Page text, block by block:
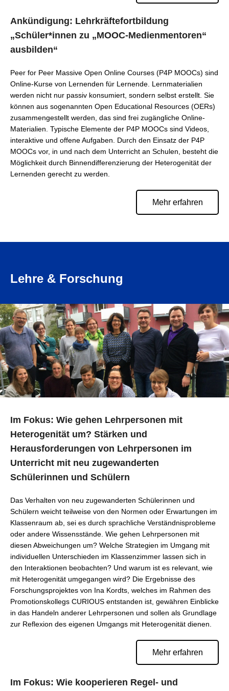
Ankündigung: Lehrkräftefortbildung
„Schüler*innen zu „MOOC-Medienmentoren“
ausbilden“
Peer for Peer Massive Open Online Courses (P4P MOOCs) sind
Online-Kurse von Lernenden für Lernende. Lernmaterialien
werden nicht nur passiv konsumiert, sondern selbst erstellt. Sie
können aus sogenannten Open Educational Resources (OERs)
zusammengestellt werden, das sind frei zugängliche Online-
Materialien. Typische Elemente der P4P MOOCs sind Videos,
interaktive und offene Aufgaben. Durch den Einsatz der P4P
MOOCs vor, in und nach dem Unterricht an Schulen, besteht die
Möglichkeit durch Binnendifferenzierung der Heterogenität der
Lernenden gerecht zu werden.
Mehr erfahren
Lehre & Forschung
Im Fokus: Wie gehen Lehrpersonen mit
Heterogenität um? Stärken und
Herausforderungen von Lehrpersonen im
Unterricht mit neu zugewanderten
Schülerinnen und Schülern
Das Verhalten von neu zugewanderten Schülerinnen und
Schülern weicht teilweise von den Normen oder Erwartungen im
Klassenraum ab, sei es durch sprachliche Verständnisprobleme
oder andere Wissensstände. Wie gehen Lehrpersonen mit
diesen Abweichungen um? Welche Strategien im Umgang mit
individuellen Unterschieden im Klassenzimmer lassen sich in
den Interaktionen beobachten? Und warum ist es relevant, wie
mit Heterogenität umgegangen wird? Die Ergebnisse des
Forschungsprojektes von Ina Kordts, welches im Rahmen des
Promotionskollegs CURIOUS entstanden ist, gewähren Einblicke
in das Handeln anderer Lehrpersonen und sollen als Grundlage
zur Reflexion des eigenen Umgangs mit Heterogenität dienen.
Mehr erfahren
Im Fokus: Wie kooperieren Regel- und